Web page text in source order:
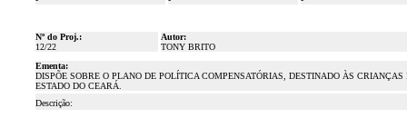
Nº do Proj.:
12/22
Autor:
TONY BRITO
Ementa:
DISPÕE SOBRE O PLANO DE POLÍTICA COMPENSATÓRIAS, DESTINADO ÀS
ESTADO DO CEARÁ.
Descrição: